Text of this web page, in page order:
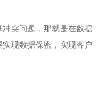
突问题，那就是在数据
现数据保密，实现客户